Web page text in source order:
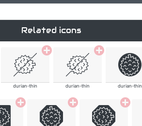
Related icons
durian-thin durian-thin durian-thin